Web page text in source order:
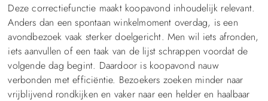
Deze correctiefunctie maakt koopavond inhoudelijk relevant.
Anders dan een spontaan winkelmoment overdag, is een
avondbezoek vaak sterker doelgericht. Men wil iets afronden,
iets aanvullen of een taak van de lijst schrappen voordat de
volgende dag begint. Daardoor is koopavond nauw
verbonden met efficiëntie. Bezoekers zoeken minder naar
vrijblijvend rondkijken en vaker naar een helder en haalbaar